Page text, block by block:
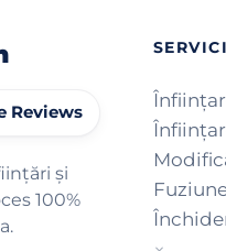
Reviews
și
100%